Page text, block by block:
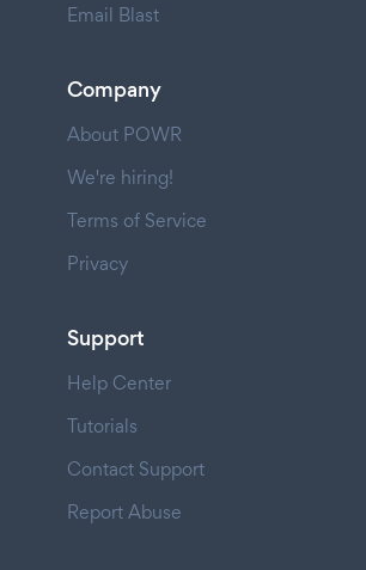
Email Blast
Company
About POWR
We're hiring!
Terms of Service
Privacy
Support
Help Center
Tutorials
Contact Support
Report Abuse